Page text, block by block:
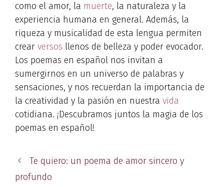
como el amor, la muerte, la naturaleza y la
experiencia humana en general. Además, la
riqueza y musicalidad de esta lengua permiten
crear versos llenos de belleza y poder evocador.
Los poemas en español nos invitan a
sumergirnos en un universo de palabras y
sensaciones, y nos recuerdan la importancia de
la creatividad y la pasión en nuestra vida
cotidiana. ¡Descubramos juntos la magia de los
poemas en español!
Te quiero: un poema de amor sincero y
profundo